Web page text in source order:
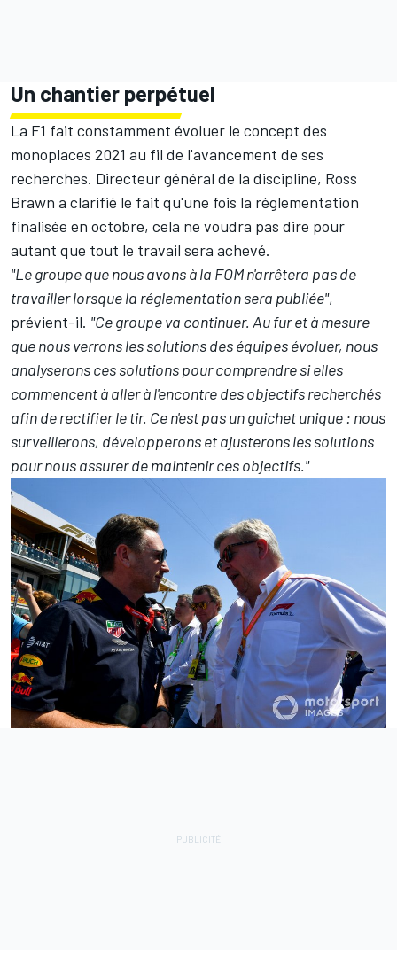
Un chantier perpétuel
La F1 fait constamment évoluer le concept des
monoplaces 2021 au fil de l'avancement de ses
recherches. Directeur général de la discipline, Ross
Brawn a clarifié le fait qu'une fois la réglementation
finalisée en octobre, cela ne voudra pas dire pour
autant que tout le travail sera achevé.
"Le groupe que nous avons à la FOM n'arrêtera pas de
travailler lorsque la réglementation sera publiée",
prévient-il. "Ce groupe va continuer. Au fur et à mesure
que nous verrons les solutions des équipes évoluer, nous
analyserons ces solutions pour comprendre si elles
commencent à aller à l'encontre des objectifs recherchés
afin de rectifier le tir. Ce n'est pas un guichet unique : nous
surveillerons, développerons et ajusterons les solutions
pour nous assurer de maintenir ces objectifs."